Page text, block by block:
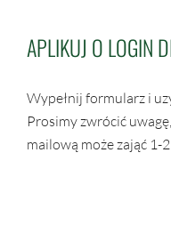
APLIKUJ O LOGIN
Wypełnij formularz i
Prosimy zwrócić
mailową może zająć 1-